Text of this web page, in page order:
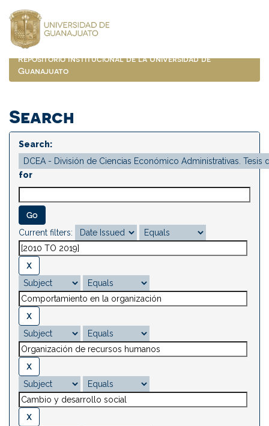
navigation
Repositorio Institucional de la Universidad de
Guanajuato
Search
Search:
for
Current filters: